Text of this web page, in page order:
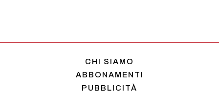
CHI SIAMO
ABBONAMENTI
PUBBLICITÀ